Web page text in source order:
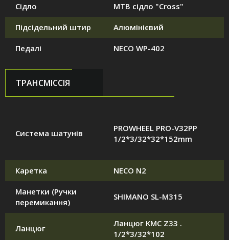
Сідло MTB сідло "Cross"
Підсідельний штир Алюмінієвий
Педалі NECO WP-402
ТРАНСМІССІЯ
Система шатунів
PROWHEEL PRO-V32PP
1/2*3/32*32*152mm
Каретка NECO N2
Манетки (Ручки
перемикання)
SHIMANO SL-M315
Ланцюг
Ланцюг KMC Z33 .
1/2*3/32*102